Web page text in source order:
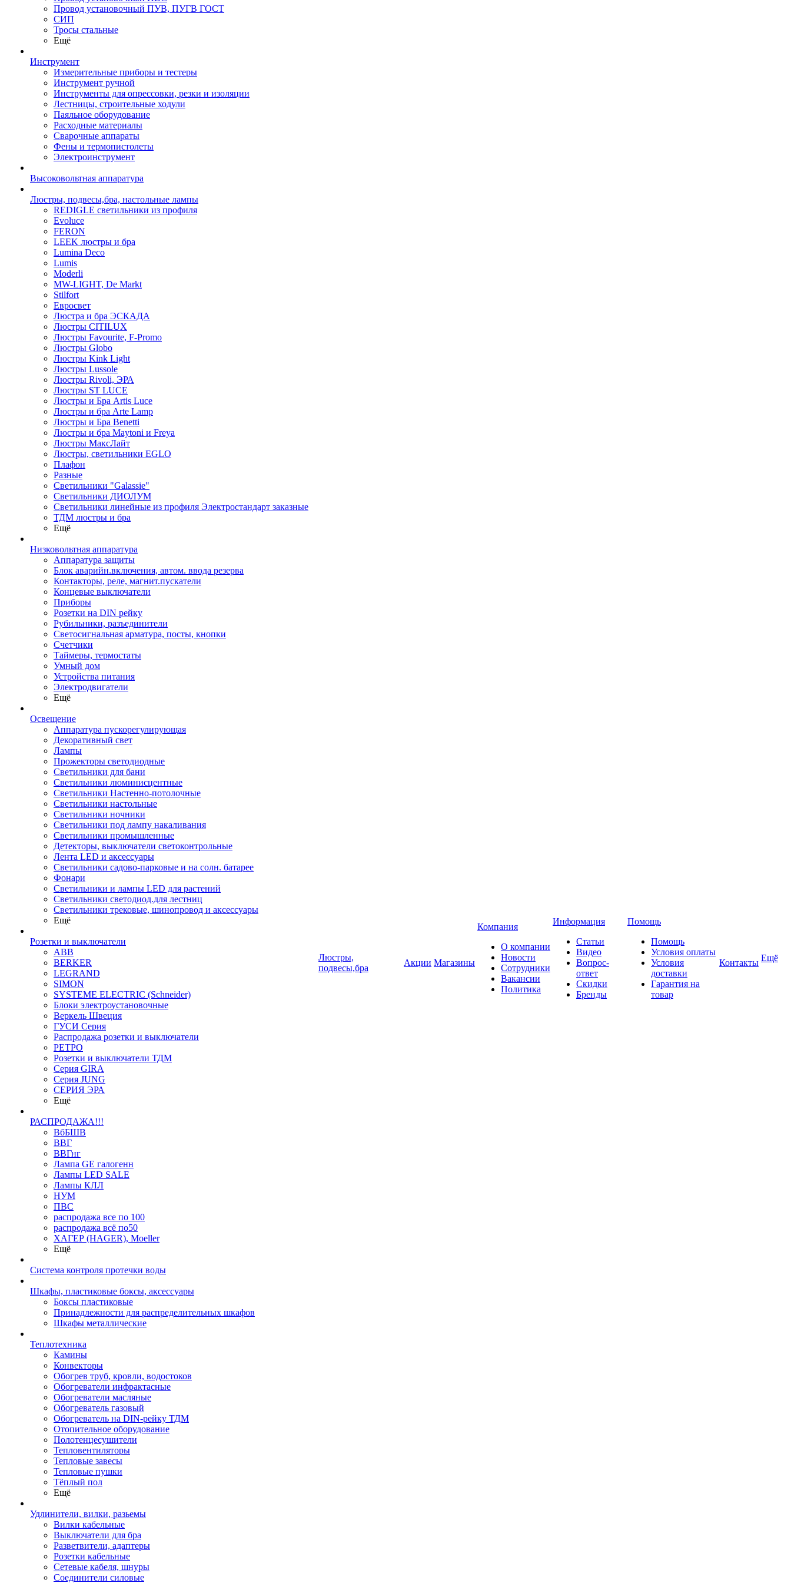
Провод установочный ПУВ, ПУГВ ГОСТ
СИП
Тросы стальные
Ещё
Инструмент
Измерительные приборы и тестеры
Инструмент ручной
Инструменты для опрессовки, резки и изоляции
Лестницы, строительные ходули
Паяльное оборудование
Расходные материалы
Сварочные аппараты
Фены и термопистолеты
Электроинструмент
Высоковольтная аппаратура
Люстры, подвесы,бра, настольные лампы
REDIGLE светильники из профиля
Evoluce
FERON
LEEK люстры и бра
Lumina Deco
Lumis
Moderli
MW-LIGHT, De Markt
Stilfort
Евросвет
Люстра и бра ЭСКАДА
Люстры CITILUX
Люстры Favourite, F-Promo
Люстры Globo
Люстры Kink Light
Люстры Lussole
Люстры Rivoli, ЭРА
Люстры ST LUCE
Люстры и Бра Artis Luce
Люстры и бра Arte Lamp
Люстры и Бра Benetti
Люстры и бра Maytoni и Freya
Люстры МаксЛайт
Люстры, светильники EGLO
Плафон
Разные
Светильники "Galassie"
Светильники ДИОЛУМ
Светильники линейные из профиля Электростандарт заказные
ТДМ люстры и бра
Ещё
Низковольтная аппаратура
Аппаратура защиты
Блок аварийн.включения, автом. ввода резерва
Контакторы, реле, магнит.пускатели
Концевые выключатели
Приборы
Розетки на DIN рейку
Рубильники, разъединители
Светосигнальная арматура, посты, кнопки
Счетчики
Таймеры, термостаты
Умный дом
Устройства питания
Электродвигатели
Ещё
Освещение
Аппаратура пускорегулирующая
Декоративный свет
Лампы
Прожекторы светодиодные
Светильники для бани
Светильники люминисцентные
Светильники Настенно-потолочные
Светильники настольные
Светильники ночники
Светильники под лампу накаливания
Светильники промышленные
Детекторы, выключатели светоконтрольные
Лента LED и аксессуары
Светильники садово-парковые и на солн. батарее
Фонари
Светильники и лампы LED для растений
Светильники светодиод.для лестниц
Светильники трековые, шинопровод и аксессуары
Ещё
Розетки и выключатели
ABB
BERKER
LEGRAND
SIMON
SYSTEME ELECTRIC (Schneider)
Блоки электроустановочные
Веркель Швеция
ГУСИ Серия
Распродажа розетки и выключатели
РЕТРО
Розетки и выключатели ТДМ
Серия GIRA
Серия JUNG
СЕРИЯ ЭРА
Ещё
РАСПРОДАЖА!!!
ВбБШВ
ВВГ
ВВГнг
Лампа GE галогенн
Лампы LED SALE
Лампы КЛЛ
НУМ
ПВС
распродажа все по 100
распродажа всё по50
ХАГЕР (HAGER), Moeller
Ещё
Система контроля протечки воды
Шкафы, пластиковые боксы, аксессуары
Боксы пластиковые
Принадлежности для распределительных шкафов
Шкафы металлические
Теплотехника
Камины
Конвекторы
Обогрев труб, кровли, водостоков
Обогреватели инфрактасные
Обогреватели масляные
Обогреватель газовый
Обогреватель на DIN-рейку ТДМ
Отопительное оборудование
Полотенцесушители
Тепловентиляторы
Тепловые завесы
Тепловые пушки
Тёплый пол
Ещё
Удлинители, вилки, разьемы
Вилки кабельные
Выключатели для бра
Разветвители, адаптеры
Розетки кабельные
Сетевые кабеля, шнуры
Соединители силовые
Люстры,
подвесы,бра
Акции Магазины
Компания
О компании
Новости
Сотрудники
Вакансии
Политика
Информация
Статьи
Видео
Вопрос-
ответ
Скидки
Бренды
Помощь
Помощь
Условия оплаты
Условия
доставки
Гарантия на
товар
Контакты Ещё